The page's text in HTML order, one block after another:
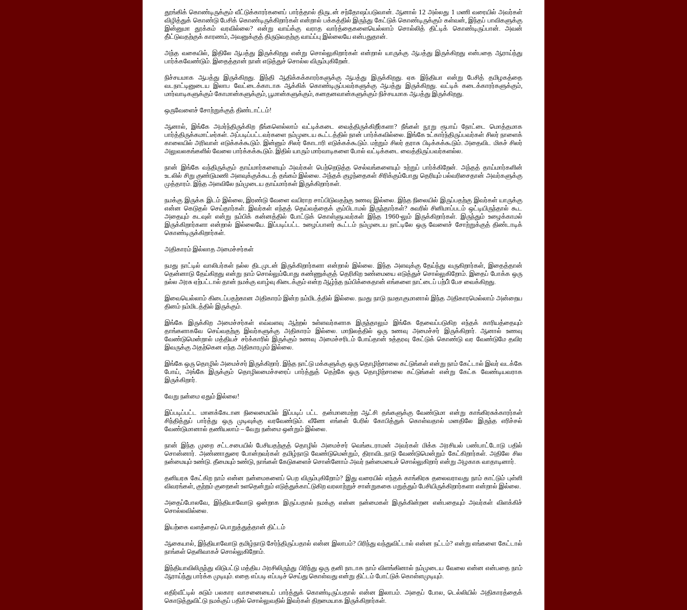
தூங்கிக் கொண்டிருக்கும் வீட்டுக்காரர்களைப் பார்த்தால் திருடன் சந்தோஷப்படுவான். ஆனால் 12 அல்லது 1 மணி வரையில் அவர்கள்
விழித்துக் கொண்டு பேசிக் கொண்டிருக்கிறார்கள் என்றால் பக்கத்தில் இருந்து கேட்டுக் கொண்டிருக்கும் கள்வன், இந்தப் பாவிகளுக்கு
இன்னுமா தூக்கம் வரவில்லை? என்று வாய்க்கு வராத வார்த்தைகளையெல்லாம் சொல்லித் திட்டிக் கொண்டிருப்பான். அவன்
தி்ட்டுவதற்குக் காரணம், அவனுக்குத் திருடுவதற்கு வாய்ப்பு இல்லையே என்பதுதான்.
அந்த வகையில், இதிலே ஆபத்து இருக்கிறது என்று சொல்லுகிறார்கள் என்றால் யாருக்கு ஆபத்து இருக்கிறது என்பதை ஆராய்ந்து
பார்க்கவேண்டும். இதைத்தான் நான் எடுத்துச் சொல்ல விரும்புகிறேன்.
நிச்சயமாக ஆபத்து இருக்கிறது. இந்தி ஆதிக்கக்காரர்களுக்கு ஆபத்து இருக்கிறது. ஏக இந்தியா என்று பேசித் தமிழகத்தை
வடநாட்டினுடைய இலாப வேட்டைக்காடாக ஆக்கிக் கொண்டிருப்பவர்களுக்கு ஆபத்து இருக்கிறது. வட்டிக் கடைக்காரர்களுக்கும்,
மார்வாடிகளுக்கும் கோமான்களுக்கும், பூமான்களுக்கும், கனதனவான்களுக்கும் நிச்சயமாக ஆபத்து இருக்கிறது.
ஒருவேளைச் சோற்றுக்குத் திண்டாட்டம்!
ஆனால், இங்கே அமர்ந்திருக்கிற நீங்களெல்லாம் வட்டிக்கடை வைத்திருக்கிறீர்களா? நீங்கள் நூறு ரூபாய் நோட்டை மொத்தமாக
பார்த்திருக்கமாட்டீர்கள். அப்படிப்பட்டவர்களை நம்முடைய கூட்டத்தில் நான் பார்க்கவில்லை. இங்கே உட்கார்ந்திருப்பவர்கள் சிலர் நாளைக்
காலையில் அரிவாள் எடுக்கக்கூடும். இன்னும் சிலர் கோடாரி எடுக்கக்கூடும். மற்றும் சிலர் தராசு பிடிக்கக்கூடும். அதைவிட மிகச் சிலர்
அலுவலகங்களில் வேலை பார்க்கக்கூடும். இதில் யாரும் மார்வாடிகளை போல் வட்டிக்கடை வைத்திருப்பவர்களல்ல.
நான் இங்கே வந்திருக்கும் தாய்மார்களையும் அவர்கள் பெற்றெடுத்த செல்வங்களையும் உற்றுப் பார்க்கிறேன். அந்தத் தாய்மார்களின்
உடலில் சிறு குண்டுமணி அளவுக்குக்கூடத் தங்கம் இல்லை. அந்தக் குழந்தைகள் சிரிக்கும்போது தெரியும் பல்வரிசைதான் அவர்களுக்கு
முத்தாரம். இந்த அளவிலே நம்முடைய தாய்மார்கள் இருக்கிறார்கள்.
நமக்கு இருக்க இடம் இல்லை, இரண்டு வேளை வயிராற சாப்பிடுவதற்கு உணவு இல்லை. இந்த நிலையில் இருப்பதற்கு இவர்கள் யாருக்கு
என்ன கெடுதல் செய்தார்கள். இவர்கள் எந்தத் தெய்வத்தைக் கும்பிடாமல் இருந்தார்கள்? சுவரில் சினிமாப்படம் ஒட்டியிருந்தால் கூட
அதையும் கடவுள் என்று நம்பிக் கன்னத்தில் போட்டுக் கொள்ளுபவர்கள் இந்த 1960-லும் இருக்கிறார்கள். இருந்தும் உழைக்காமல்
இருக்கிறார்களா என்றால் இல்லையே. இப்படிப்பட்ட உழைப்பாளர் கூட்டம் நம்முடைய நாட்டிலே ஒரு வேளைச் சோற்றுக்குத் திண்டாடிக்
கொண்டிருக்கிறார்கள்.
அதிகாரம் இல்லாத அமைச்சர்கள்
நமது நாட்டில் வாலிபர்கள் நல்ல திடமுடன் இருக்கிறார்களா என்றால் இல்லை. இந்த அளவுக்கு தேய்ந்து வருகிறார்கள், இதைத்தான்
தென்னாடு தேய்கிறது என்று நாம் சொல்லும்போது கண்ணுக்குத் தெரிகிற உண்மையை எடுத்துச் சொல்லுகிறோம். இதைப் போக்க ஒரு
நல்ல அரசு ஏற்பட்டால் தான் நமக்கு வாழ்வு கிடைக்கும் என்ற ஆழ்ந்த நம்பிக்கைதான் எங்களை நாட்டைப் பற்பி் பேச வைக்கிறது.
இவையெல்லாம் கிடைப்பதற்கான அதிகாரம் இன்ற நம்மிடத்தில் இல்லை. நமது நாடு நமதாகுமானால் இந்த அதிகாரமெல்லாம் அன்றைய
தினம் நம்மிடத்தில் இருக்கும்.
இங்கே இருக்கிற அமைச்சர்கள் எவ்வளவு ஆற்றல் உள்ளவர்களாக இருந்தாலும் இங்கே தேவைப்படுகிற எந்தக் காரியத்தையும்
தாங்களாகவே செய்வதற்கு இவர்களுக்கு அதிகாரம் இல்லை. மாநிலத்தில் ஒரு உணவு அமைச்சர் இருக்கிறார். ஆனால் உணவு
வேண்டுமென்றால் மத்தியச் சர்க்காரில் இருக்கும் உணவு அமைச்சரிடம் போய்தான் உத்தரவு கேட்டுக் கொண்டு வர வேண்டுமே தவிர
இவருக்கு அதற்கென எந்த அதிகாரமும் இல்லை.
இங்கே ஒரு தொழில் அமைச்சர் இருக்கிறார். இந்த நாட்டு மக்களுக்கு ஒரு தொழிற்சாலை கட்டுங்கள் என்று நாம் கேட்டால் இவர் வடக்கே
போய், அங்கே இருக்கும் தொழிலமைச்சரைப் பார்த்துத் தெற்கே ஒரு தொழிற்சாலை கட்டுங்கள் என்று கேட்க வேண்டியவராக
இருக்கிறார்.
வேறு நன்மை ஏதும் இல்லை!
இப்படிப்பட்ட மானக்கேடான நிலைமையில் இப்படிப் பட்ட தன்மானமற்ற ஆட்சி தங்களுக்கு வேண்டுமா என்று காங்கிரசுக்காரர்கள்
சிந்தித்துப் பார்த்து ஒரு முடிவுக்கு வரவேண்டும். வீணே எங்கள் பேரில் கோபித்துக் கொள்வதால் மனதிலே இருந்த எரிச்சல்
வேண்டுமானால் தணியலாம் – வேறு நன்மை ஒன்றும் இல்லை.
நான் இந்த முறை சட்டசபையில் பேசியதற்குத் தொழில் அமைச்சர் வெங்கடராமன் அவர்கள் மிக்க அரசியல் பண்பாட்டோடு பதில்
சொன்னார். அண்ணாதுரை போன்றவர்கள் தமிழ்நாடு வேண்டுமென்றும், திராவிடநாடு வேண்டுமென்றும் கேட்கிறார்கள். அதிலே சில
நன்மையும் உண்டு. தீமையும் உண்டு, நாங்கள் கேடுகளைச் சொன்னோம் அவர் நன்மையைச் சொல்லுகிறார் என்று அழகாக வாதாடினார்.
தனியரசு கேட்கிற நாம் என்ன நன்மைகளைப் பெற விரும்புகிறோம்? இது வரையில் எந்தக் காங்கிரசு தலைவராவது நாம் காட்டும் புள்ளி
விவரங்கள், குற்றம் குறைகள் உளதென்றும் எடுத்துக்காட்டுகிற வரலாற்றுச் சான்றுககை மறுத்தும் பேசியிருக்கிறார்களா என்றால் இல்லை.
அதைப்போலவே, இந்தியாவோடு ஒன்றாக இருப்பதால் நமக்கு என்ன நன்மைகள் இருக்கின்றன என்பதையும் அவர்கள் விளக்கிச்
சொல்லவில்லை.
இயற்கை வளத்தைப் பொறுத்துத்தான் திட்டம்
ஆகையால், இந்தியாவோடு தமிழ்நாடு சேர்ந்திருப்பதால் என்ன இலாபம்? பிரிந்து வந்துவிட்டால் என்ன நட்டம்? என்று எங்களை கேட்டால்
நாங்கள் தெளிவாகச் சொல்லுகிறோம்.
இந்தியாவிலிருந்து விடுபட்டு மத்திய அரசிலிருந்து பிரிந்து ஒரு தனி நாடாக நாம் விளங்கினால் நம்முடைய வேலை என்ன என்பதை நாம்
ஆராய்ந்து பார்க்க முடியும். எதை எப்படி எப்படிச் செய்து கொள்வது என்று திட்டம் போட்டுக் கொள்ளமுடியும்.
எதிர்வீட்டில் சுடும் பலகார வாசனையைப் பார்த்துக் கொண்டிருப்பதால் என்ன இலாபம். அதைப் போல, டெல்லியில் அதிகாரத்தைக்
கொடுத்துவிட்டு நமக்குப் பதில் சொல்லுவதில் இவர்கள் திறமையாக இருக்கிறார்கள்.